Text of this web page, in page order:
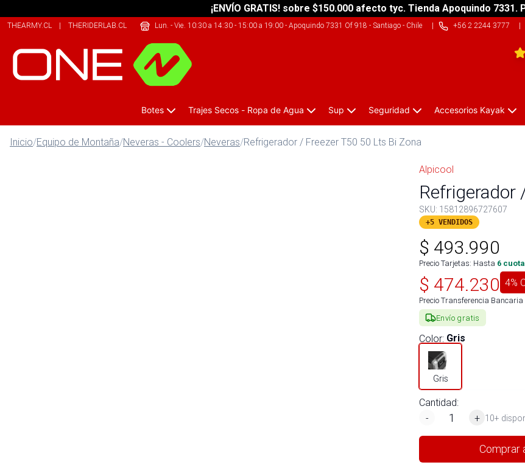
¡ENVÍO GRATIS! sobre $150.000 afecto tyc. Tienda Apoquindo 7331.
THEARMY.CL | THERIDERLAB.CL |SHERPALIFE.CL
Lun. - Vie. 10:30 a 14:30 - 15:00 a 19:00- Apoquindo 7331 Of 918 - Santiago - Chile| +56 2 2244 3777 |
Botes Trajes Secos - Ropa de Agua Sup Seguridad Accesorios Kayak
Inicio/Equipo de Montaña/Neveras - Coolers/Neveras/Refrigerador / Freezer T50 50 Lts Bi Zona
Alpicool
Refrigerador
SKU: 15812896727607
+5 VENDIDOS
$ 493.990
Precio Tarjetas: Hasta 6
$ 474.230 4%
Precio Transferencia Bancaria
Envío gratis
Color: Gris
Gris
Cantidad:
-
+ 10+
Comprar